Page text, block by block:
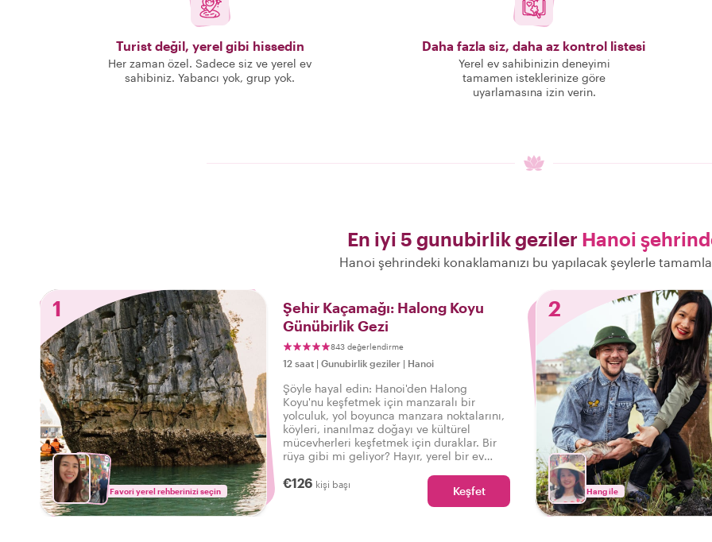
Turist değil, yerel gibi hissedin
Her zaman özel. Sadece siz ve yerel ev
sahibiniz. Yabancı yok, grup yok.
Daha fazla siz, daha az kontrol listesi
Yerel ev sahibinizin deneyimi
tamamen isteklerinize göre
uyarlamasına izin verin.
En iyi 5 gunubirlik geziler Hanoi
Hanoi şehrindeki konaklamanızı bu yapılacak şeylerle
1
Favori yerel rehberinizi seçin
Şehir Kaçamağı: Halong Koyu
Günübirlik Gezi
843 değerlendirme
12 saat | Gunubirlik geziler | Hanoi
Şöyle hayal edin: Hanoi'den Halong
Koyu'nu keşfetmek için manzaralı bir
yolculuk, yol boyunca manzara noktalarını,
köyleri, inanılmaz doğayı ve kültürel
mücevherleri keşfetmek için duraklar. Bir
rüya gibi mi geliyor? Hayır, yerel bir ev
günübirlik gezisiyle mümkün!
€126 kişi başı Keşfet
2
Hang ile